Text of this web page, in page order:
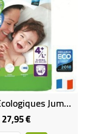
Couches Écologiques Jumbo Pack (x50) - T4/L+ (9 À 20 Kg)
27,95 €Prix